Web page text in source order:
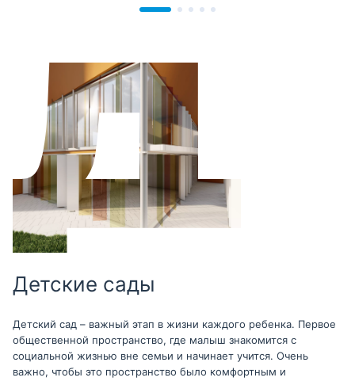
Детские сады
Детский сад – важный этап в жизни каждого ребенка. Первое
общественной пространство, где малыш знакомится с
социальной жизнью вне семьи и начинает учится. Очень
важно, чтобы это пространство было комфортным и